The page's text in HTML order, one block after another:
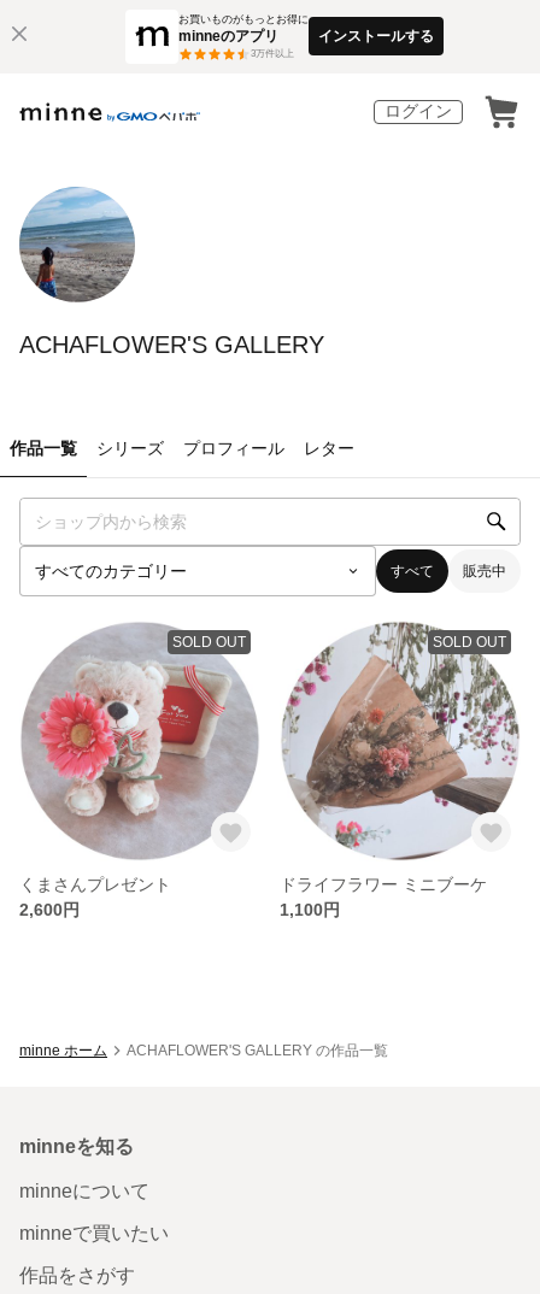
お買いものがもっとお得に
minneのアプリ
3万件以上
インストールする
ログイン
ACHAFLOWER'S GALLERY
作品一覧 シリーズ プロフィール レター
すべて 販売中
SOLD OUT
くまさんプレゼント
2,600円
SOLD OUT
ドライフラワー ミニブーケ
1,100円
minne ホーム ACHAFLOWER'S GALLERY の作品一覧
minneを知る
minneについて
minneで買いたい
作品をさがす